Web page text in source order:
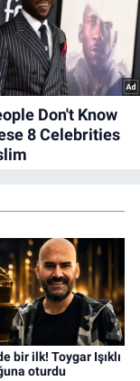
bir ilk! Toygar Işıklı
oturdu